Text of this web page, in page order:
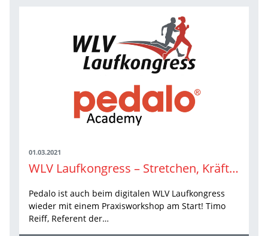
01.03.2021
WLV Laufkongress – Stretchen, Kräftigen und Stabilisieren. Einfach. Klar. Umsetzbar.
Pedalo ist auch beim digitalen WLV Laufkongress
wieder mit einem Praxisworkshop am Start! Timo
Reiff, Referent der…